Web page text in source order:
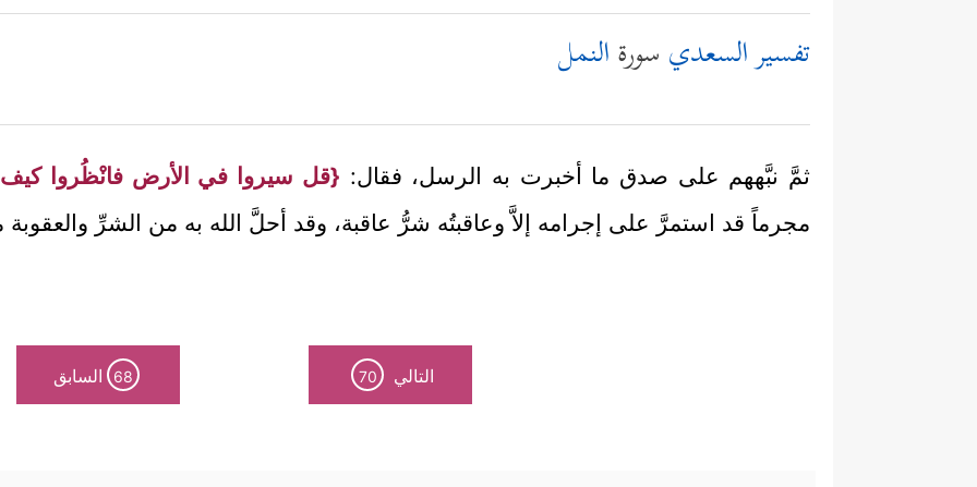
تفسير السعدي سورةالنمل
ثمَّ نبَّههم على صدق ما أخبرت به الرسل، فقال: {قل سيروا في الأرض فانْظُروا كيف
مجرماً قد استمرَّ على إجرامه إلاَّ وعاقبتُه شرُّ عاقبة، وقد أحلَّ الله به من الشرِّ والعقوبة
التالي 70
68 السابق